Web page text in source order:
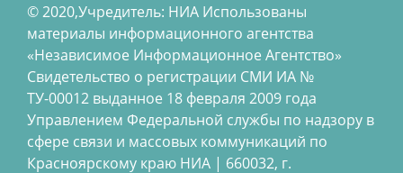
© 2020,Учредитель: НИА Использованы
материалы информационного агентства
«Независимое Информационное Агентство»
Свидетельство о регистрации СМИ ИА №
ТУ-00012 выданное 18 февраля 2009 года
Управлением Федеральной службы по надзору в
сфере связи и массовых коммуникаций по
Красноярскому краю НИА | 660032, г.